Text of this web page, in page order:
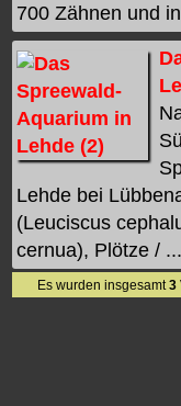
700 Zähnen und
Lehde bei
(Leuciscus
cernua), Plötze /
Es wurden insgesamt3